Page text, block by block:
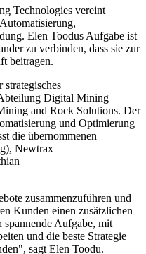
Technologies vereint
Elen Toodus Aufgabe ist
zu verbinden, dass sie zur
beitragen.
Digital Mining
and Rock Solutions. Der
und Optimierung
die übernommenen
Newtrax
zusammenzuführen und
Kunden einen zusätzlichen
Aufgabe, mit
und die beste Strategie
sagt Elen Toodu.